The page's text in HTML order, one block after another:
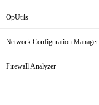
OpUtils
Network Configuration Manager
Firewall Analyzer